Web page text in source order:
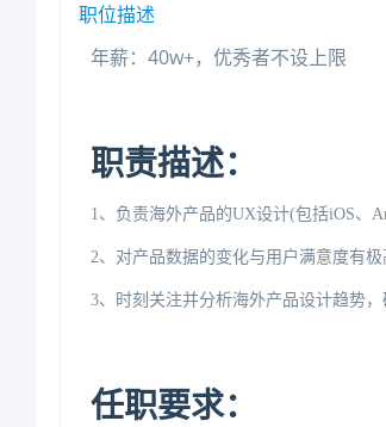
职位描述
年薪：40w+，优秀者不设上限
职责描述：
1、负责海外产品的UX设计(包括iOS、
2、对产品数据的变化与用户满意度有
3、时刻关注并分析海外产品设计趋势
任职要求：